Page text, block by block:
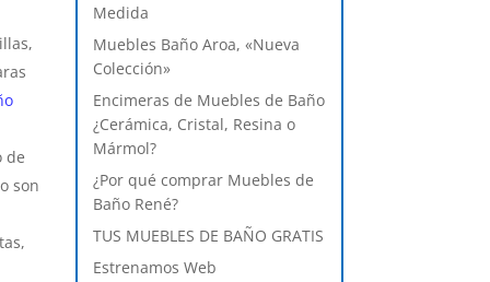
de
son
Medida
Muebles Baño Aroa, «Nueva
Colección»
Encimeras de Muebles de Baño
¿Cerámica, Cristal, Resina o
Mármol?
¿Por qué comprar Muebles de
Baño René?
TUS MUEBLES DE BAÑO GRATIS
Estrenamos Web